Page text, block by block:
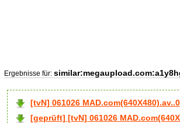
Ergebnisse für:
[tvN] 061026
[geprüft] [tvN] 061026